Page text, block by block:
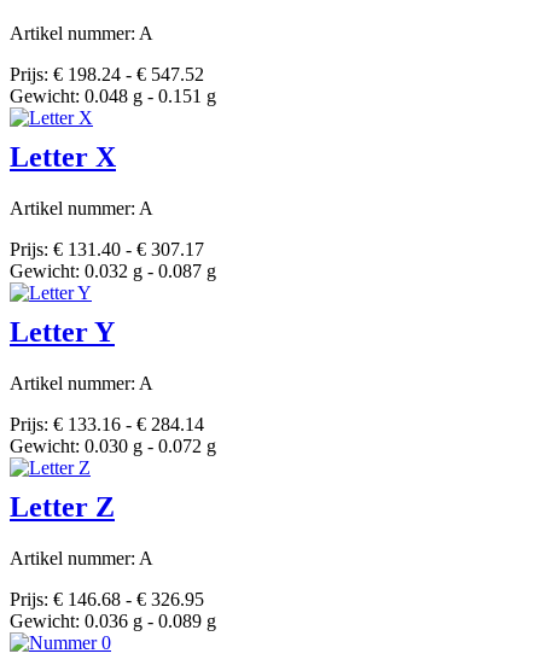
Artikel nummer: A
Prijs: € 198.24 - € 547.52
Gewicht: 0.048 g - 0.151 g
Letter X
Artikel nummer: A
Prijs: € 131.40 - € 307.17
Gewicht: 0.032 g - 0.087 g
Letter Y
Artikel nummer: A
Prijs: € 133.16 - € 284.14
Gewicht: 0.030 g - 0.072 g
Letter Z
Artikel nummer: A
Prijs: € 146.68 - € 326.95
Gewicht: 0.036 g - 0.089 g